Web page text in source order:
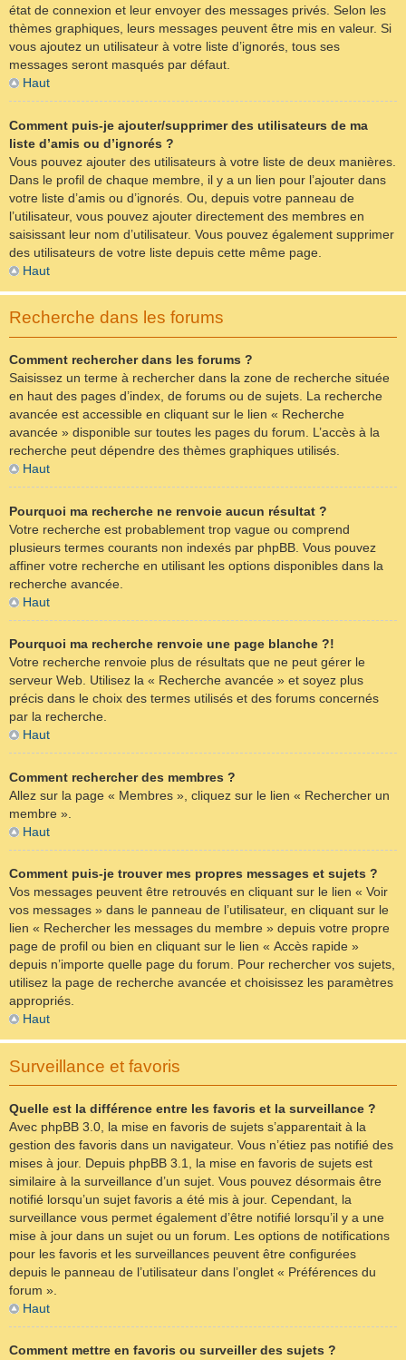
état de connexion et leur envoyer des messages privés. Selon les
thèmes graphiques, leurs messages peuvent être mis en valeur. Si
vous ajoutez un utilisateur à votre liste d’ignorés, tous ses
messages seront masqués par défaut.
Haut
Comment puis-je ajouter/supprimer des utilisateurs de ma
liste d’amis ou d’ignorés ?
Vous pouvez ajouter des utilisateurs à votre liste de deux manières.
Dans le profil de chaque membre, il y a un lien pour l’ajouter dans
votre liste d’amis ou d’ignorés. Ou, depuis votre panneau de
l’utilisateur, vous pouvez ajouter directement des membres en
saisissant leur nom d’utilisateur. Vous pouvez également supprimer
des utilisateurs de votre liste depuis cette même page.
Haut
Recherche dans les forums
Comment rechercher dans les forums ?
Saisissez un terme à rechercher dans la zone de recherche située
en haut des pages d’index, de forums ou de sujets. La recherche
avancée est accessible en cliquant sur le lien « Recherche
avancée » disponible sur toutes les pages du forum. L’accès à la
recherche peut dépendre des thèmes graphiques utilisés.
Haut
Pourquoi ma recherche ne renvoie aucun résultat ?
Votre recherche est probablement trop vague ou comprend
plusieurs termes courants non indexés par phpBB. Vous pouvez
affiner votre recherche en utilisant les options disponibles dans la
recherche avancée.
Haut
Pourquoi ma recherche renvoie une page blanche ?!
Votre recherche renvoie plus de résultats que ne peut gérer le
serveur Web. Utilisez la « Recherche avancée » et soyez plus
précis dans le choix des termes utilisés et des forums concernés
par la recherche.
Haut
Comment rechercher des membres ?
Allez sur la page « Membres », cliquez sur le lien « Rechercher un
membre ».
Haut
Comment puis-je trouver mes propres messages et sujets ?
Vos messages peuvent être retrouvés en cliquant sur le lien « Voir
vos messages » dans le panneau de l’utilisateur, en cliquant sur le
lien « Rechercher les messages du membre » depuis votre propre
page de profil ou bien en cliquant sur le lien « Accès rapide »
depuis n’importe quelle page du forum. Pour rechercher vos sujets,
utilisez la page de recherche avancée et choisissez les paramètres
appropriés.
Haut
Surveillance et favoris
Quelle est la différence entre les favoris et la surveillance ?
Avec phpBB 3.0, la mise en favoris de sujets s’apparentait à la
gestion des favoris dans un navigateur. Vous n’étiez pas notifié des
mises à jour. Depuis phpBB 3.1, la mise en favoris de sujets est
similaire à la surveillance d’un sujet. Vous pouvez désormais être
notifié lorsqu’un sujet favoris a été mis à jour. Cependant, la
surveillance vous permet également d’être notifié lorsqu’il y a une
mise à jour dans un sujet ou un forum. Les options de notifications
pour les favoris et les surveillances peuvent être configurées
depuis le panneau de l’utilisateur dans l’onglet « Préférences du
forum ».
Haut
Comment mettre en favoris ou surveiller des sujets ?